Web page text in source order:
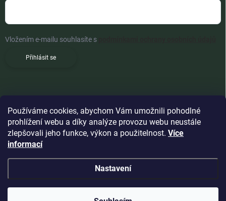
Používáme cookies, abychom Vám umožnili pohodlné
prohlížení webu a díky analýze provozu webu neustále
zlepšovali jeho funkce, výkon a použitelnost. Více
informací
Nastavení
Vložením e-mailu souhlasíte s
Přihlásit se
Woldoshop s.r.o. . Všechna práva vyhrazena.